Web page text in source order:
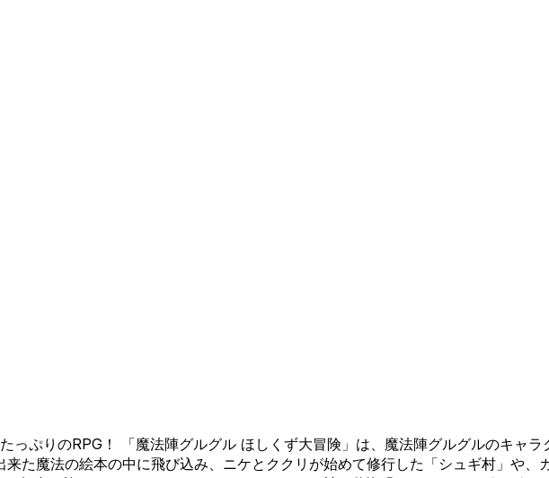
っぷりのRPG！ 「魔法陣グルグル ほしくず大冒険」は、魔法陣グルグルのキャ
た魔法の絵本の中に飛び込み、ニケとククリが始めて修行した「シュギ村」や、